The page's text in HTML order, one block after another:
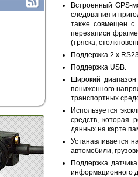
Встроенный GPS-
следования и
также совмещен с
перезаписи
(тряска,
Поддержка 2 x
Поддержка USB.
Широкий
пониженного
транспортных
Используется
средств, которая
данных на карте
Устанавливается
автомобили,
Поддержка
информационного